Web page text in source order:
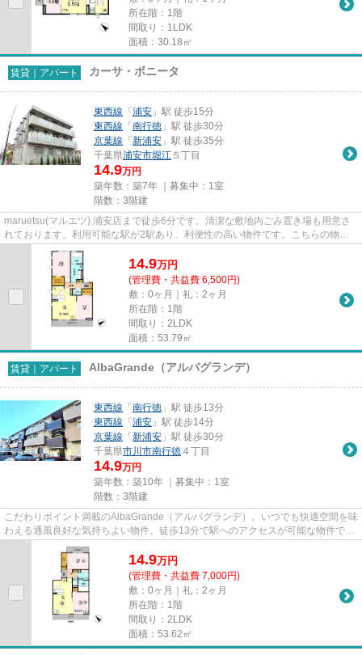
所在階：1階
間取り：1LDK
面積：30.18㎡
賃貸｜アパート カーサ・ボニータ
東西線 「 浦安 」駅 徒歩15分
東西線 「 南行徳 」駅 徒歩30分
京葉線 「 新浦安 」駅 徒歩35分
千葉県浦安市堀江 ５丁目
14.9万円
築年数：築7年 ｜募集中： 1室
階数：3階建
maruetsu(マルエツ) 浦安店まで徒歩6分です。清潔な敷地内ごみ置き場も用意さ
れております。利用可能な駅が2駅あり、利便性の高い物件です。こちらの物件
はアパートです。当社スタッフ...
14.9万円
(管理費・共益費 6,500円)
敷：0ヶ月｜礼：2ヶ月
所在階：1階
間取り：2LDK
面積：53.79㎡
賃貸｜アパート AlbaGrande（アルバグランデ）
東西線 「 南行徳 」駅 徒歩13分
東西線 「 浦安 」駅 徒歩14分
京葉線 「 新浦安 」駅 徒歩30分
千葉県市川市南行徳 ４丁目
14.9万円
築年数：築10年 ｜募集中： 1室
階数：3階建
こだわりポイント満載のAlbaGrande（アルバグランデ）。いつでも快適空間を味
わえる通風良好な気持ちよい物件。徒歩13分で駅へのアクセスが可能な物件で
す。バス停徒歩3分以内なので、...
14.9万円
(管理費・共益費 7,000円)
敷：0ヶ月｜礼：2ヶ月
所在階：1階
間取り：2LDK
面積：53.62㎡